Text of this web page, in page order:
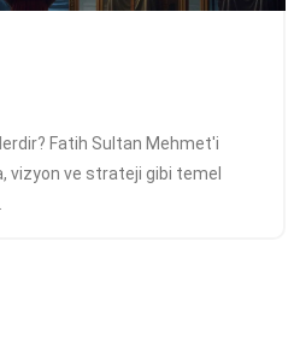
Fatih Sultan Mehmet'i
vizyon ve strateji gibi temel